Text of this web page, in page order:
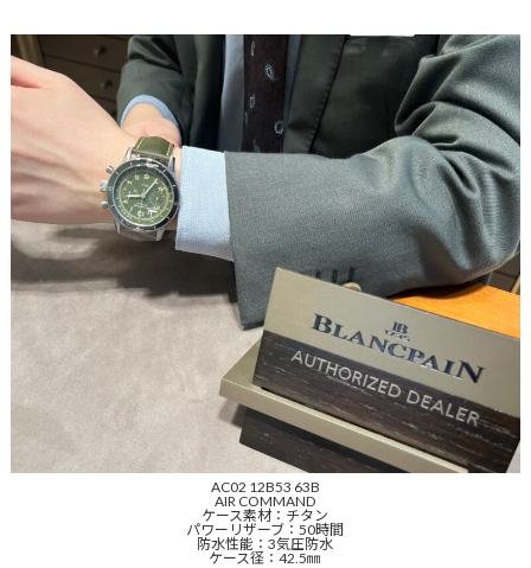
AC02 12B53 63B
AIR COMMAND
ケース素材：チタン
パワーリザーブ：50時間
防水性能：3気圧防水
ケース径：42.5㎜